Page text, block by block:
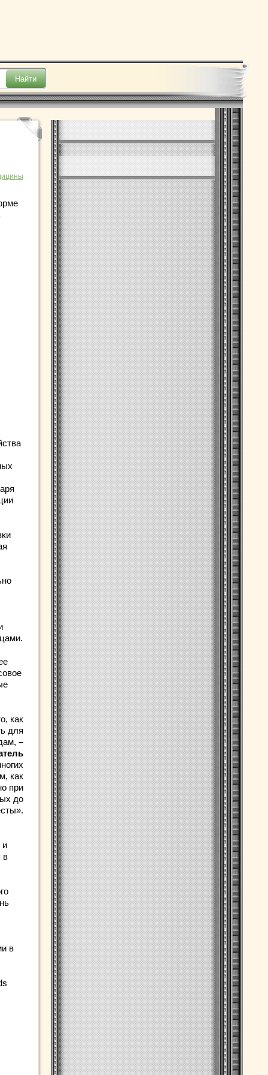
как
для
–
как
при
до
и
в
в